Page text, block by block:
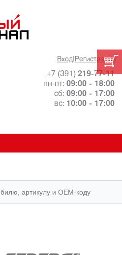
Вход| Регистрация
+7 (391) 219-77-11
пн-пт: 09:00 - 18:00
сб: 09:00 - 17:00
вс: 10:00 - 17:00